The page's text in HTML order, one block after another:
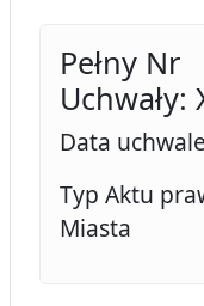
Pełny Nr
Uchwały:
Data
Typ Aktu
Miasta